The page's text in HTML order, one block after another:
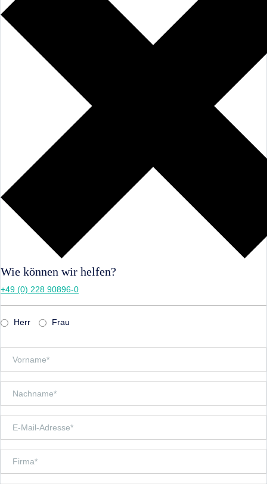
Wie können wir helfen?
+49 (0) 228 90896-0
Herr Frau